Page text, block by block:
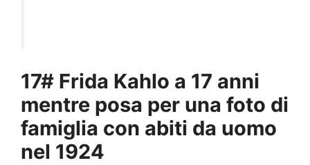
17# Frida Kahlo a 17 anni
mentre posa per una foto di
famiglia con abiti da uomo
nel 1924